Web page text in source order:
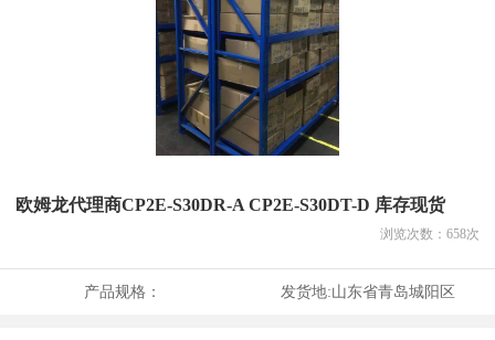
欧姆龙代理商CP2E-S30DR-A CP2E-S30DT-D 库存现货
浏览次数： 658次
产品规格： 发货地:山东省青岛城阳区